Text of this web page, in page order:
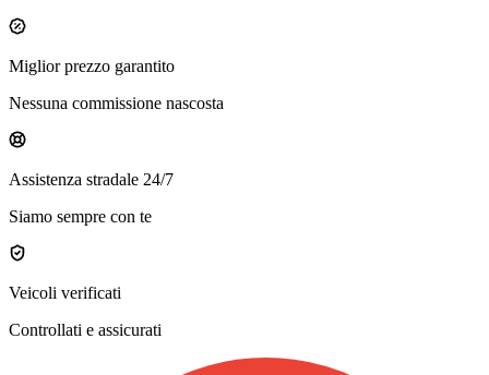
Miglior prezzo garantito
Nessuna commissione nascosta
Assistenza stradale 24/7
Siamo sempre con te
Veicoli verificati
Controllati e assicurati